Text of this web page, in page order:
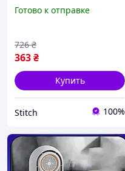
USB охладитель воздуха с
Готово к отправке
363₴
726 ₴
Купить
Stitch 100%